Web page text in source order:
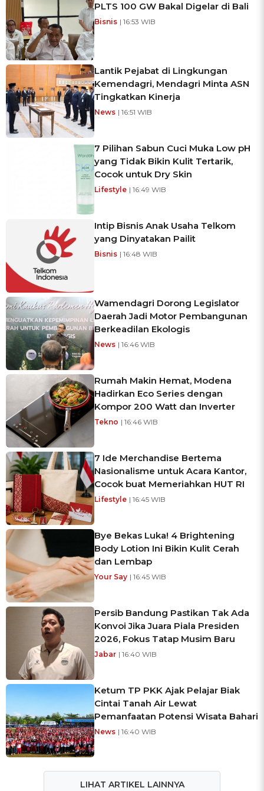
PLTS 100 GW Bakal Digelar di Bali
Bisnis | 16:53 WIB
Lantik Pejabat di Lingkungan
Kemendagri, Mendagri Minta ASN
Tingkatkan Kinerja
News | 16:51 WIB
7 Pilihan Sabun Cuci Muka Low pH
yang Tidak Bikin Kulit Tertarik,
Cocok untuk Dry Skin
Lifestyle | 16:49 WIB
Intip Bisnis Anak Usaha Telkom
yang Dinyatakan Pailit
Bisnis | 16:48 WIB
Wamendagri Dorong Legislator
Daerah Jadi Motor Pembangunan
Berkeadilan Ekologis
News | 16:46 WIB
Rumah Makin Hemat, Modena
Hadirkan Eco Series dengan
Kompor 200 Watt dan Inverter
Tekno | 16:46 WIB
7 Ide Merchandise Bertema
Nasionalisme untuk Acara Kantor,
Cocok buat Memeriahkan HUT RI
Lifestyle | 16:45 WIB
Bye Bekas Luka! 4 Brightening
Body Lotion Ini Bikin Kulit Cerah
dan Lembap
Your Say | 16:45 WIB
Persib Bandung Pastikan Tak Ada
Konvoi Jika Juara Piala Presiden
2026, Fokus Tatap Musim Baru
Jabar | 16:40 WIB
Ketum TP PKK Ajak Pelajar Biak
Cintai Tanah Air Lewat
Pemanfaatan Potensi Wisata Bahari
News | 16:40 WIB
LIHAT ARTIKEL LAINNYA